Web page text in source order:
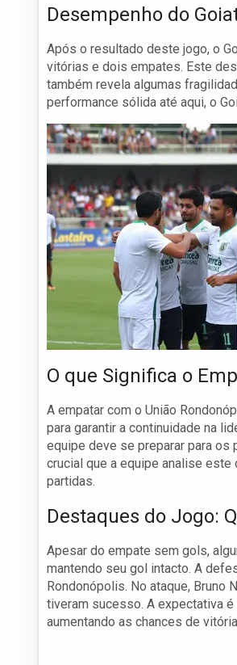
Desempenho do
Após o resultado deste jogo, o
vitórias e dois empates. Este
também revela algumas
performance sólida até aqui, o
O que Significa o
A empatar com o União
para garantir a continuidade na
equipe deve se preparar para os
crucial que a equipe analise
partidas.
Destaques do Jogo:
Apesar do empate sem gols,
mantendo seu gol intacto. A
Rondonópolis. No ataque,
tiveram sucesso. A expectativa
aumentando as chances de